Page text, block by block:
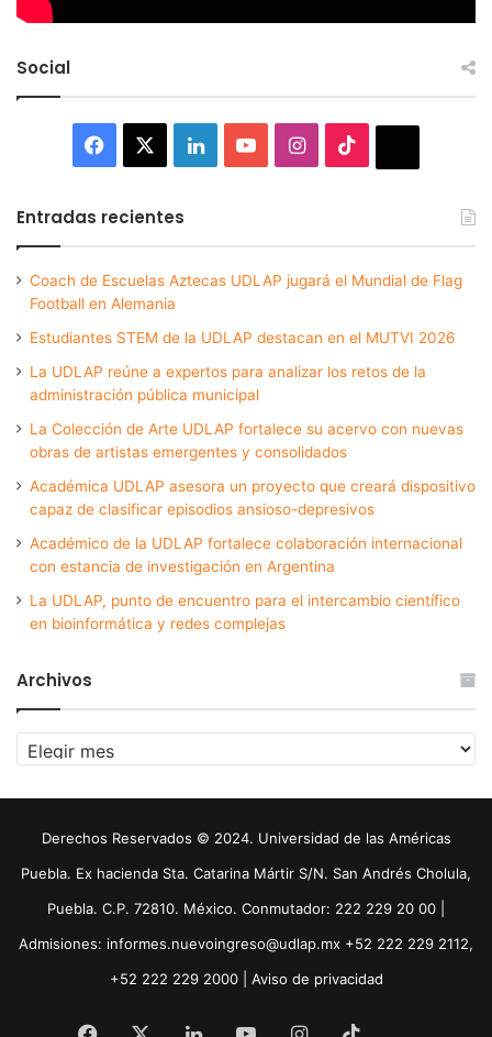
Social
Facebook LinkedInYouTubeInstagram
Entradas recientes
Coach de Escuelas Aztecas UDLAP jugará el Mundial de Flag
Football en Alemania
Estudiantes STEM de la UDLAP destacan en el MUTVI 2026
La UDLAP reúne a expertos para analizar los retos de la
administración pública municipal
La Colección de Arte UDLAP fortalece su acervo con nuevas
obras de artistas emergentes y consolidados
Académica UDLAP asesora un proyecto que creará dispositivo
capaz de clasificar episodios ansioso-depresivos
Académico de la UDLAP fortalece colaboración internacional
con estancia de investigación en Argentina
La UDLAP, punto de encuentro para el intercambio científico
en bioinformática y redes complejas
Archivos
Archivos
Derechos Reservados © 2024. Universidad de las Américas
Puebla. Ex hacienda Sta. Catarina Mártir S/N. San Andrés Cholula,
Puebla. C.P. 72810. México. Conmutador: 222 229 20 00 |
Admisiones: informes.nuevoingreso@udlap.mx +52 222 229 2112,
+52 222 229 2000 | Aviso de privacidad
Facebook LinkedInYouTubeInstagram